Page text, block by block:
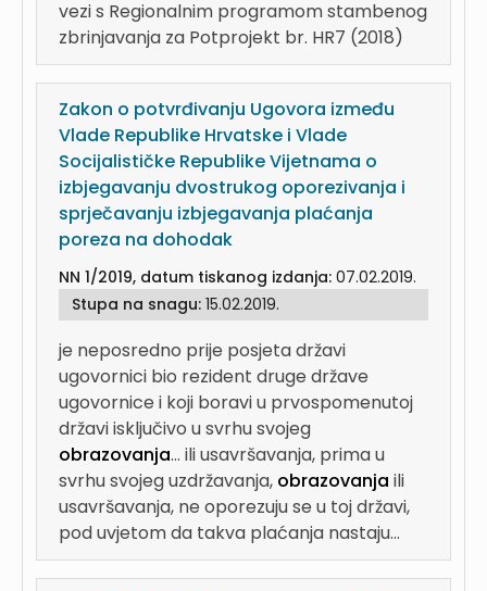
vezi s Regionalnim programom stambenog
zbrinjavanja za Potprojekt br. HR7 (2018)
Zakon o potvrđivanju Ugovora između
Vlade Republike Hrvatske i Vlade
Socijalističke Republike Vijetnama o
izbjegavanju dvostrukog oporezivanja i
sprječavanju izbjegavanja plaćanja
poreza na dohodak
NN 1/2019, datum tiskanog izdanja: 07.02.2019.
Stupa na snagu: 15.02.2019.
je neposredno prije posjeta državi
ugovornici bio rezident druge države
ugovornice i koji boravi u prvospomenutoj
državi isključivo u svrhu svojeg
obrazovanja... ili usavršavanja, prima u
svrhu svojeg uzdržavanja, obrazovanja ili
usavršavanja, ne oporezuju se u toj državi,
pod uvjetom da takva plaćanja nastaju...